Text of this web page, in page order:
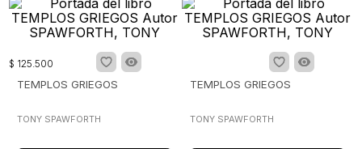
$ 125.500
TEMPLOS GRIEGOS
TONY SPAWFORTH
TEMPLOS GRIEGOS
TONY SPAWFORTH